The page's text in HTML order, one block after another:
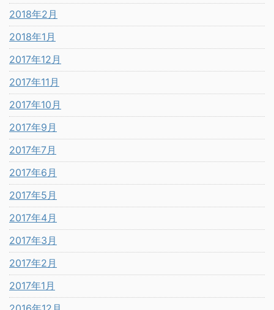
2018年2月
2018年1月
2017年12月
2017年11月
2017年10月
2017年9月
2017年7月
2017年6月
2017年5月
2017年4月
2017年3月
2017年2月
2017年1月